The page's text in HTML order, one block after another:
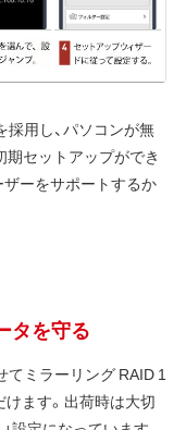
用し、パソコンが無
セットアップができ
ーをサポートするか
タを守る
てミラーリング RAID 1
ます。出荷時は大切